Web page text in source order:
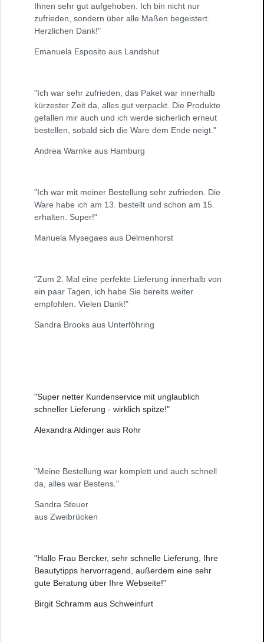
Ihnen sehr gut aufgehoben. Ich bin nicht nur
zufrieden, sondern über alle Maßen begeistert.
Herzlichen Dank!"
Emanuela Esposito aus Landshut
"Ich war sehr zufrieden, das Paket war innerhalb
kürzester Zeit da, alles gut verpackt. Die Produkte
gefallen mir auch und ich werde sicherlich erneut
bestellen, sobald sich die Ware dem Ende neigt."
Andrea Warnke aus Hamburg
"Ich war mit meiner Bestellung sehr zufrieden. Die
Ware habe ich am 13. bestellt und schon am 15.
erhalten. Super!"
Manuela Mysegaes aus Delmenhorst
"Zum 2. Mal eine perfekte Lieferung innerhalb von
ein paar Tagen, ich habe Sie bereits weiter
empfohlen. Vielen Dank!"
Sandra Brooks aus Unterföhring
"Super netter Kundenservice mit unglaublich
schneller Lieferung - wirklich spitze!"
Alexandra Aldinger aus Rohr
"Meine Bestellung war komplett und auch schnell
da, alles war Bestens."
Sandra Steuer
aus Zweibrücken
"Hallo Frau Bercker, sehr schnelle Lieferung, Ihre
Beautytipps hervorragend, außerdem eine sehr
gute Beratung über Ihre Webseite!"
Birgit Schramm aus Schweinfurt